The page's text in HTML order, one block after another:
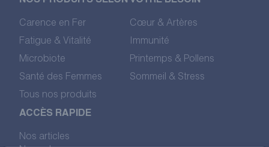
Carence en Fer
Cœur & Artères
Fatigue & Vitalité
Immunité
Microbiote
Printemps & Pollens
Santé des Femmes
Sommeil & Stress
Tous nos produits
ACCÈS RAPIDE
Nos articles